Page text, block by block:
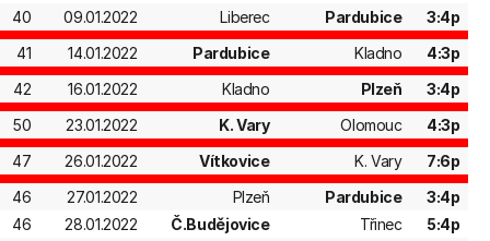
40
09.01.2022 Liberec Pardubice
3:4p
41
14.01.2022 Pardubice Kladno
4:3p
42
16.01.2022 Kladno Plzeň
3:4p
50
23.01.2022 K. Vary Olomouc
4:3p
47
26.01.2022 Vítkovice K. Vary
7:6p
46
27.01.2022 Plzeň Pardubice
3:4p
46
28.01.2022 Č.Budějovice Třinec
5:4p